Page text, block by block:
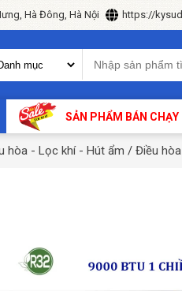
Hà Đông, Hà Nội https://
SẢN PHẨM BÁN CHẠY
hòa - Lọc khí - Hút ẩm / Điều hòa